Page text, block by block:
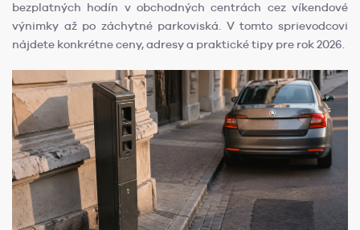
bezplatných hodín v obchodných centrách cez víkendové
výnimky až po záchytné parkoviská. V tomto sprievodcovi
nájdete konkrétne ceny, adresy a praktické tipy pre rok 2026.